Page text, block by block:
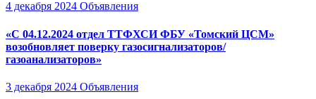
4 декабря 2024 Объявления
«С 04.12.2024 отдел ТТФХСИ ФБУ «Томский ЦСМ»
возобновляет поверку газосигнализаторов/
газоанализаторов»
3 декабря 2024 Объявления